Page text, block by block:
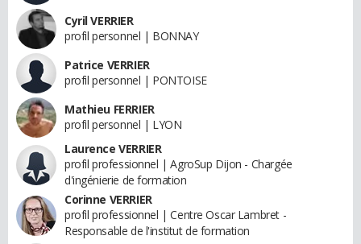
Cyril VERRIER
profil personnel | BONNAY
Patrice VERRIER
profil personnel | PONTOISE
Mathieu FERRIER
profil personnel | LYON
Laurence VERRIER
profil professionnel | AgroSup Dijon - Chargée
d'ingénierie de formation
Corinne VERRIER
profil professionnel | Centre Oscar Lambret -
Responsable de l'institut de formation